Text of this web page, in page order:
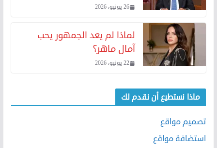
26 يونيو، 2026
لماذا لم يعد الجمهور يحب
آمال ماهر؟
22 يونيو، 2026
ماذا نستطيع أن نقدم لك
تصميم مواقع
استضافة مواقع